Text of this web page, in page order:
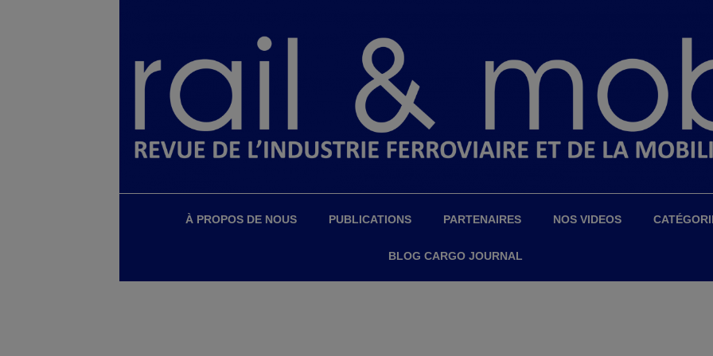
À PROPOS DE NOUS PUBLICATIONS PARTENAIRES NOS VIDEOS
BLOG CARGO JOURNAL